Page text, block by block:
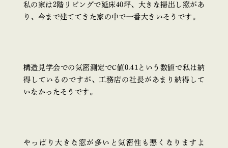
私の家は2階リビングで延床40坪、大きな掃出し窓があ
り、今まで建ててきた家の中で一番大きいそうです。
構造見学会での気密測定でC値0.41という数値で私は納
得しているのですが、工務店の社長があまり納得して
いなかったそうです。
やっぱり大きな窓が多いと気密性も悪くなりますよ